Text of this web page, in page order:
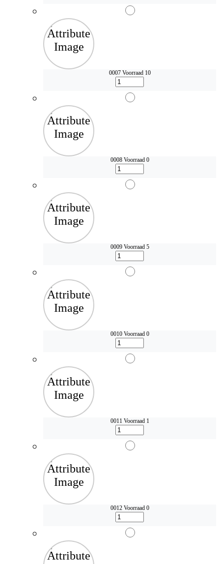
0007 Voorraad 10
0008 Voorraad 0
0009 Voorraad 5
0010 Voorraad 0
0011 Voorraad 1
0012 Voorraad 0